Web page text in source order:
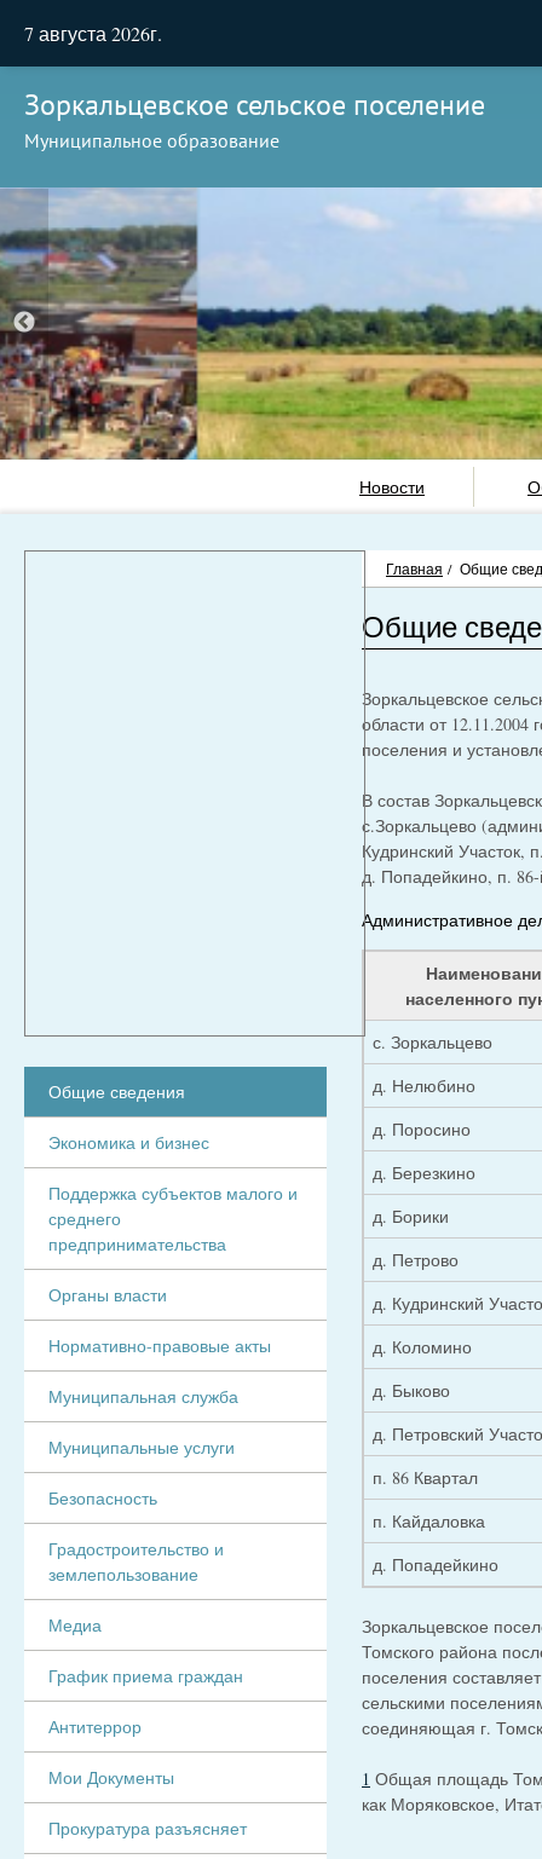
7 августа 2026г.
Зоркальцевское сельское поселение
Муниципальное образование
Новости
Главная / Общие
Общие
Зоркальцевское
области от
поселения и
В состав
с.Зоркальцево
Кудринский Участок,
д. Попадейкино, п. 86-
Административное
населенного
с. Зоркальцево
д. Нелюбино
д. Поросино
д. Березкино
д. Борики
д. Петрово
д. Кудринский
д. Коломино
д. Быково
д. Петровский
п. 86 Квартал
п. Кайдаловка
д. Попадейкино
Зоркальцевское
Томского района
поселения
сельскими
соединяющая г.
1 Общая площадь
как Моряковское,
Общие сведения
Экономика и бизнес
Поддержка субъектов малого и
среднего
предпринимательства
Органы власти
Нормативно-правовые акты
Муниципальная служба
Муниципальные услуги
Безопасность
Градостроительство и
землепользование
Медиа
График приема граждан
Антитеррор
Мои Документы
Прокуратура разъясняет